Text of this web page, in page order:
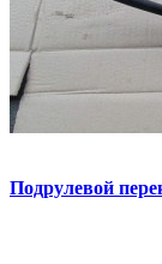
Подрулевой